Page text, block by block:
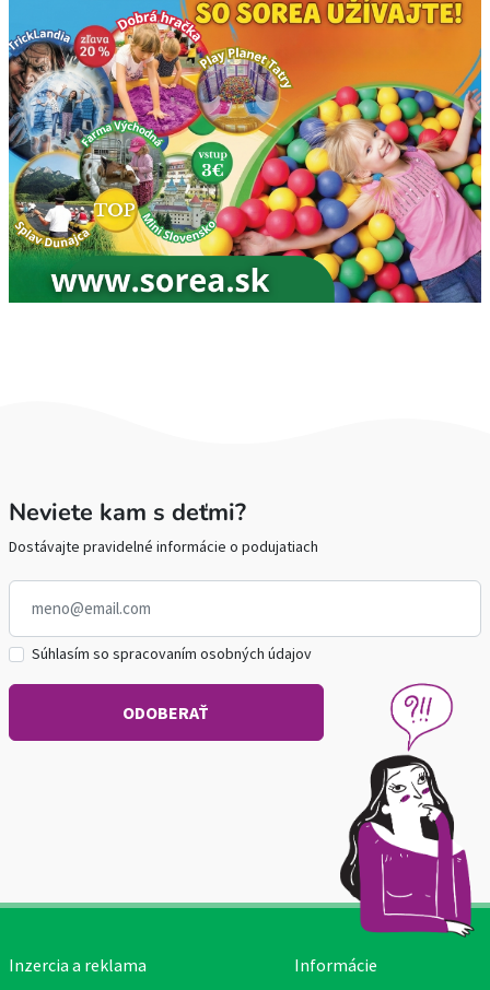
Neviete kam s deťmi?
Dostávajte pravidelné informácie o podujatiach
Súhlasím so spracovaním osobných údajov
Inzercia a reklama Informácie